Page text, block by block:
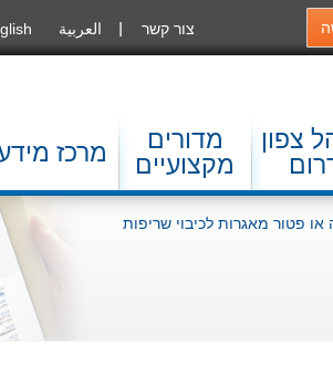
العربية צור קשר
צפון
מדורים
מקצועיים
מרכז
פטור מאגרות לכיבוי שריפות